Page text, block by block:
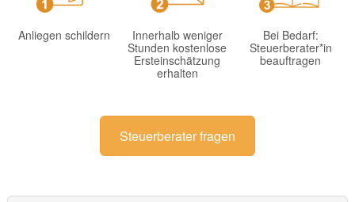
Anliegen schildern
Innerhalb weniger
Stunden kostenlose
Ersteinschätzung
erhalten
Bei Bedarf:
Steuerberater*in
beauftragen
Steuerberater fragen